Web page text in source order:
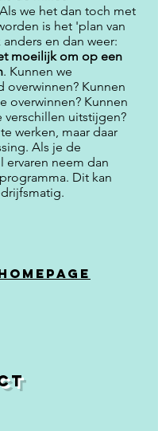
we het dan toch met
is het 'plan van
anders en dan weer:
moeilijk om op een
. Kunnen we
overwinnen? Kunnen
overwinnen? Kunnen
verschillen uitstijgen?
werken, maar daar
Als je de
ervaren neem dan
Dit kan